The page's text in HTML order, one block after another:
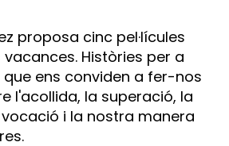
proposa cinc pel·lícules
Històries per a
ens conviden a fer-nos
l'acollida, la superació, la
i la nostra manera